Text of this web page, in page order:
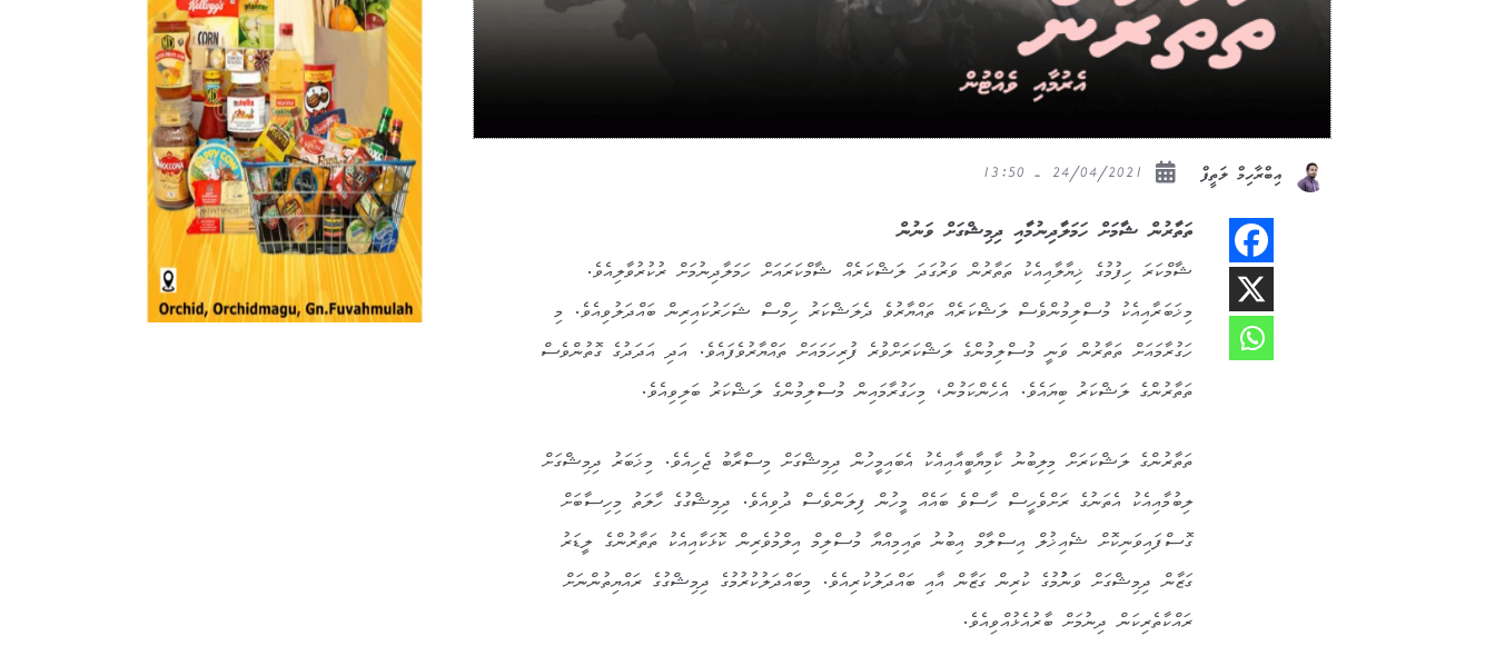
އިބްރާހިމް ލަތީފް
ތަތާރުން ޝާމަށް ހަމަލާދިނުމާއި ދިމިޝްގަށް ވަނުން
ޝާމްކަރަ ހިފުމުގެ ޚިޔާލާއިއެކު ތަތާރުން ވަރުގަދަ ލަޝްކަރެއް ޝާމްކަރައަށް ހަމަލާދިނުމަށް ރުކުރުވާލިއެވެ.
މިޚަބަރާއިއެކު މުސްލިމުންވެސް ލަޝްކަރެއް ތައްޔާރުވެ ދެލަޝްކަރު ހިމްސް ޝަހަރުކައިރިން ބައްދަލުވިއެވެ. މި
ހަގުރާމައަށް ތަތާރުން ވަނީ މުސްލިމުންގެ ލަޝްކަރަށްވުރެ ފުރިހަމައަށް ތައްޔާރުވެފައެވެ. އަދި އަދަދުގެ ގޮތުންވެސް
ތަތާރުންގެ ލަޝްކަރު ބިޔައެވެ. އެހެންކަމުން، މިހަގުރާމައިން މުސްލިމުންގެ ލަޝްކަރު ބަލިވިއެވެ.
ތަތާރުންގެ ލަޝްކަރަށް މިލިބުނު ކާމިޔާބީއާއިއެކު އެބައިމީހުން ދިމިޝްގަށް މިސްރާބު ޖެހިއެވެ. މިޚަބަރު ދިމިޝްގަށް
ލިބުމާއިއެކު އެތަނުގެ ރަށްވެހީސް ހާސްވެ ބައެއް މީހުން ފިލަންވެސް ދުވިއެވެ. ދިމިޝްގުގެ ހާލަތު މިހިސާބަށް
ގޮސްފައިވަނިކޮށް ޝެއިޚުލް އިސްލާމް އިބުނު ތައިމިއްޔާ މުސްލިމް އިލްމުވެރިން ކޮޅަކާއިއެކު ތަތާރުންގެ ލީޑަރު
ގަޒާން ދިމިޝްގަށް ވަނުުމުގެ ކުރިން ގަޒާން އާއި ބައްދަލުކުރިއެވެ. މިބައްދަލުކުރުމުގެ ދިމިޝްގުގެ ރައްޔިތުންނަށް
ރައްކާތެރިކަން ދިނުމަށް ބާރުއެޅުއްވިއެވެ.